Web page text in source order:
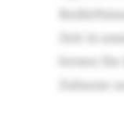
Zeit in
lernen
Zuhause